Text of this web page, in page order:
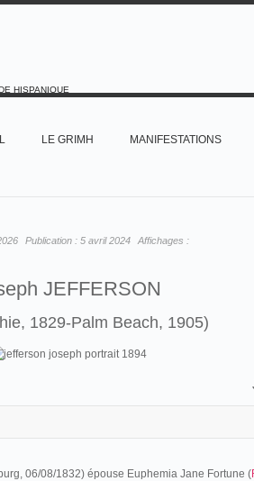
HISPANIQUE
LE GRIMH MANIFESTATIONS
Publication : 5 avril 2024
Affichages :
JEFFERSON
1829-Palm Beach, 1905)
06/08/1832) épouse Euphemia Jane Fortune (